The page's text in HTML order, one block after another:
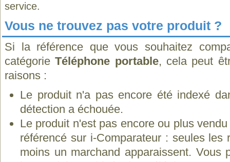
service.
Vous ne trouvez pas votre produit ?
Si la référence que vous souhaitez
catégorieTéléphone portable, cela peut
raisons :
Le produit n'a pas encore été indexé
détection a échouée.
Le produit n'est pas encore ou plus
référencé sur i-Comparateur : seules les
moins un marchand apparaissent. Vous